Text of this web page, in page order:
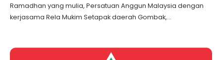
Ramadhan yang mulia, Persatuan Anggun Malaysia dengan
kerjasama Rela Mukim Setapak daerah Gombak,…